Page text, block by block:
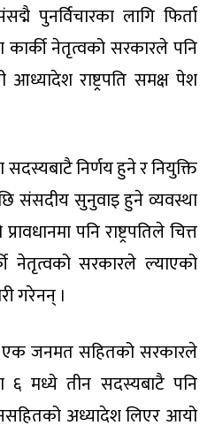
पुनर्विचारका लागि फिर्ता
नेतृत्वको सरकारले पनि
राष्ट्रपति समक्ष पेश
निर्णय हुने र नियुक्ति
संसदीय सुनुवाइ हुने व्यवस्था
पनि राष्ट्रपतिले चित्त
नेतृत्वको सरकारले ल्याएको
गरेनन् ।
एक जनमत सहितको सरकारले
६ मध्ये तीन सदस्यबाटै पनि
अध्यादेश लिएर आयो